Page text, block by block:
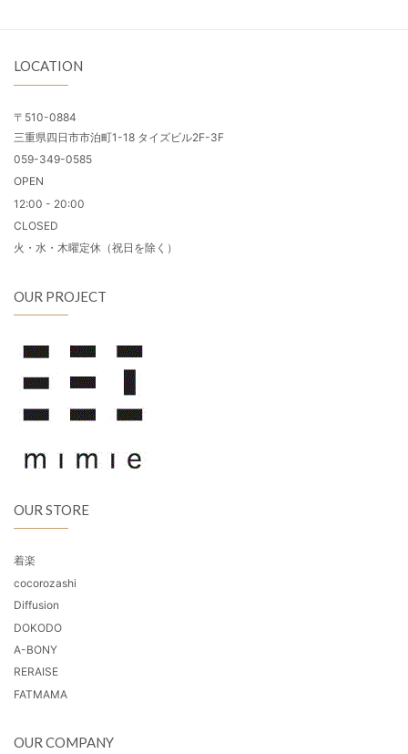
LOCATION
〒510-0884
三重県四日市市泊町1-18 タイズビル2F-3F
059-349-0585
OPEN
12:00 - 20:00
CLOSED
火・水・木曜定休（祝日を除く）
OUR PROJECT
OUR STORE
着楽
cocorozashi
Diffusion
DOKODO
A-BONY
RERAISE
FATMAMA
OUR COMPANY